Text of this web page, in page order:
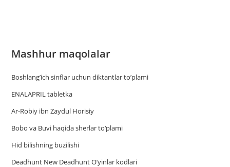
Mashhur maqolalar
Boshlang’ich sinflar uchun diktantlar to’plami
ENALAPRIL tabletka
Ar-Robiy ibn Zaydul Horisiy
Bobo va Buvi haqida sherlar to‘plami
Hid bilishning buzilishi
Deadhunt New Deadhunt O’yinlar kodlari